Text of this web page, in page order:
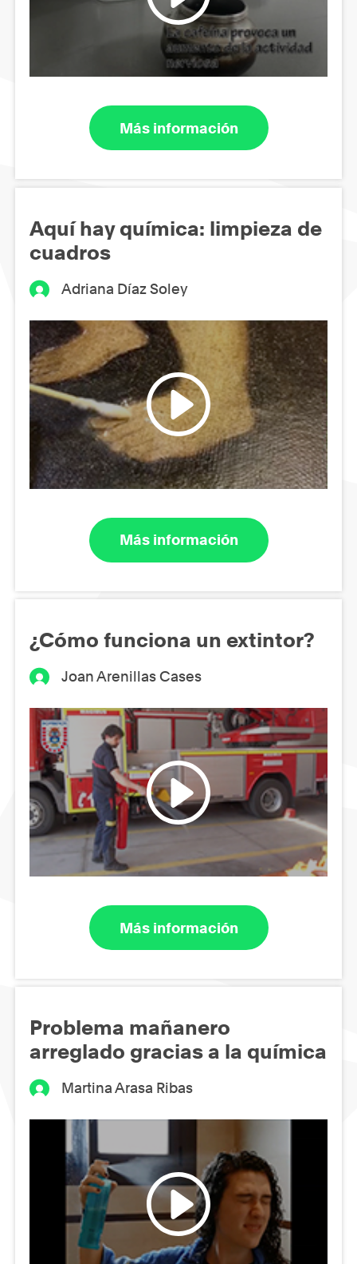
Más información
Aquí hay química: limpieza de
cuadros
Adriana Díaz Soley
Más información
¿Cómo funciona un extintor?
Joan Arenillas Cases
Más información
Problema mañanero
arreglado gracias a la química
Martina Arasa Ribas